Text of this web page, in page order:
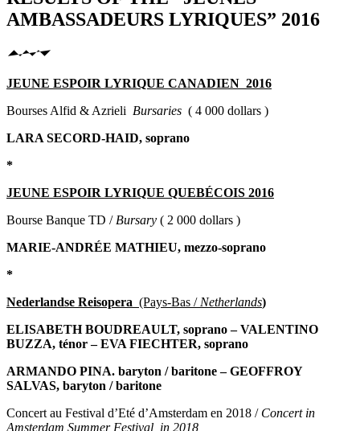
AMBASSADEURS
LYRIQUES” 2016
AMBASSADEURS LYRIQUES” 2016
JEUNE ESPOIR LYRIQUE CANADIEN 2016
Bourses Alfid & Azrieli Bursaries ( 4 000 dollars )
LARA SECORD-HAID, soprano
*
JEUNE ESPOIR LYRIQUE QUEBÉCOIS 2016
Bourse Banque TD / Bursary ( 2 000 dollars )
MARIE-ANDRÉE MATHIEU, mezzo-soprano
*
Nederlandse Reisopera (Pays-Bas / Netherlands)
ELISABETH BOUDREAULT, soprano – VALENTINO
BUZZA, ténor – EVA FIECHTER, soprano
ARMANDO PINA. baryton / baritone – GEOFFROY
SALVAS, baryton / baritone
Concert au Festival d’Eté d’Amsterdam en 2018 / Concert in
Amsterdam Summer Festival in 2018